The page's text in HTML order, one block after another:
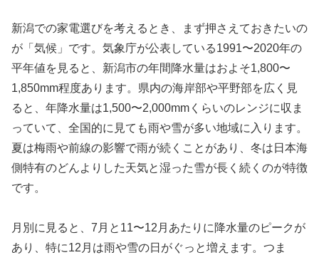
新潟での家電選びを考えるとき、まず押さえておきたいの
が「気候」です。気象庁が公表している1991〜2020年の
平年値を見ると、新潟市の年間降水量はおよそ1,800〜
1,850mm程度あります。県内の海岸部や平野部を広く見
ると、年降水量は1,500〜2,000mmくらいのレンジに収ま
っていて、全国的に見ても雨や雪が多い地域に入ります。
夏は梅雨や前線の影響で雨が続くことがあり、冬は日本海
側特有のどんよりした天気と湿った雪が長く続くのが特徴
です。
月別に見ると、7月と11〜12月あたりに降水量のピークが
あり、特に12月は雨や雪の日がぐっと増えます。つま